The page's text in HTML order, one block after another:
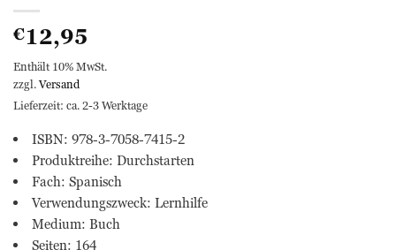
€12,95
Enthält 10% MwSt.
zzgl.Versand
Lieferzeit: ca. 2-3 Werktage
ISBN: 978-3-7058-7415-2
Produktreihe: Durchstarten
Fach: Spanisch
Verwendungszweck: Lernhilfe
Medium: Buch
Seiten: 164